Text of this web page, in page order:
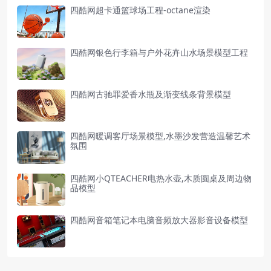
四酷网超卡通篮球场工程-octane渲染
四酷网银色行李箱与户外花卉山水场景模型工程
四酷网古驰罪爱香水瓶及渐变线条背景模型
四酷网暖调客厅场景模型,水墨沙发营造温馨艺术
氛围
四酷网小QTEACHER电热水壶,木质圆桌及周边物
品模型
四酷网音箱笔记本电脑音频放大器影音设备模型